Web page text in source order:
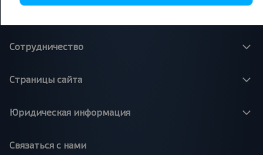
Сотрудничество
Страницы сайта
Юридическая информация
Связаться с нами